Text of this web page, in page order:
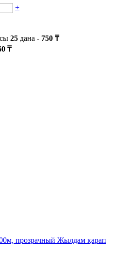
+
25 дана - 750 ₸
₸
Жылдам қарап